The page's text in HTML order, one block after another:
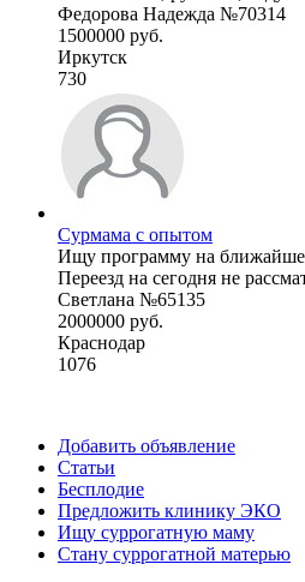
Федорова Надежда №70314
1500000 руб.
Иркутск
730
Сурмама с опытом
Ищу программу на
Переезд на сегодня не
Светлана №65135
2000000 руб.
Краснодар
1076
Добавить объявление
Статьи
Бесплодие
Предложить клинику ЭКО
Ищу суррогатную маму
Стану суррогатной матерью